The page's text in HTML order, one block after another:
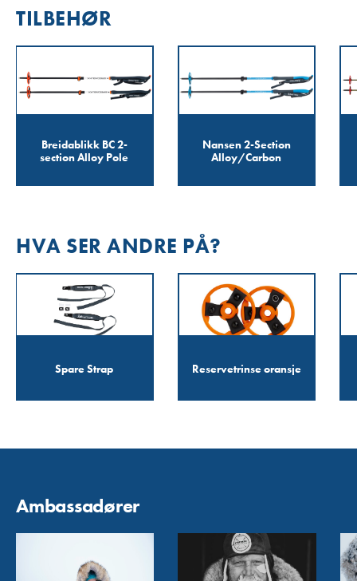
TILBEHØR
Breidablikk BC 2-
section Alloy Pole
Nansen 2-Section
Alloy/Carbon
HVA SER ANDRE PÅ?
Spare Strap Reservetrinse oransje
Ambassadører